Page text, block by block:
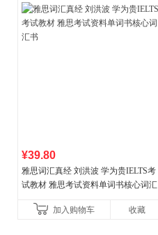
¥39.80
雅思词汇真经 刘洪波 学为贵IELTS考
试教材 雅思考试资料单词书核心词汇
加入购物车
收藏